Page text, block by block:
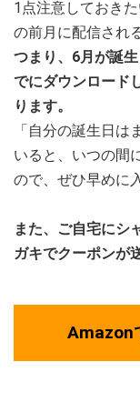
1点注意しておき
の前月に配信され
つまり、6月が誕
でにダウンロード
ります。
「自分の誕生日
いると、いつの間
ので、ぜひ早めに
また、ご自宅にシ
ガキでクーポンが
Amazon